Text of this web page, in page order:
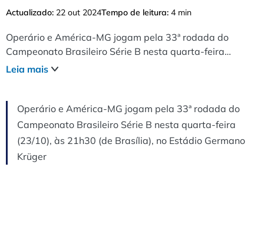
Actualizado: 22 out 2024Tempo de leitura: 4 min
Operário e América-MG jogam pela 33ª rodada do
Campeonato Brasileiro Série B nesta quarta-feira
(23/10), às 21h30 (de Brasília), no Estádio Germano
Leia mais
Operário e América-MG jogam pela 33ª rodada do
Campeonato Brasileiro Série B nesta quarta-feira
(23/10), às 21h30 (de Brasília), no Estádio Germano
Krüger